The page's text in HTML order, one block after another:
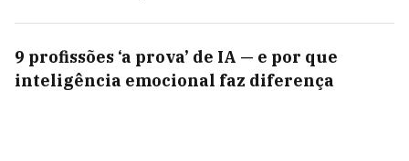
9 profissões ‘a prova’ de IA — e por que
inteligência emocional faz diferença